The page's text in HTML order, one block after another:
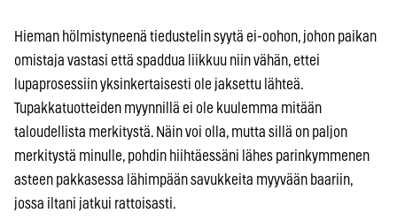
Hieman hölmistyneenä tiedustelin syytä ei-oohon, johon paikan
omistaja vastasi että spaddua liikkuu niin vähän, ettei
lupaprosessiin yksinkertaisesti ole jaksettu lähteä.
Tupakkatuotteiden myynnillä ei ole kuulemma mitään
taloudellista merkitystä. Näin voi olla, mutta sillä on paljon
merkitystä minulle, pohdin hiihtäessäni lähes parinkymmenen
asteen pakkasessa lähimpään savukkeita myyvään baariin,
jossa iltani jatkui rattoisasti.